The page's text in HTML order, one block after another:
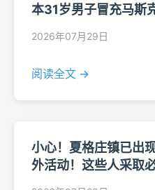
本31岁男子冒充马斯
2026年07月29日
阅读全文 →
小心！夏格庄镇已出
外活动！这些人采取